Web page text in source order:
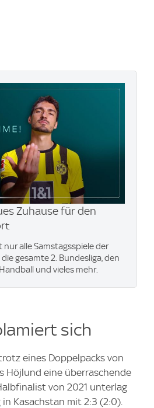
Zuhause für den
nur alle Samstagsspiele der
gesamte 2. Bundesliga, den
und vieles mehr.
sich
eines Doppelpacks von
Höjlund eine überraschende
von 2021 unterlag
Kasachstan mit 2:3 (2:0).